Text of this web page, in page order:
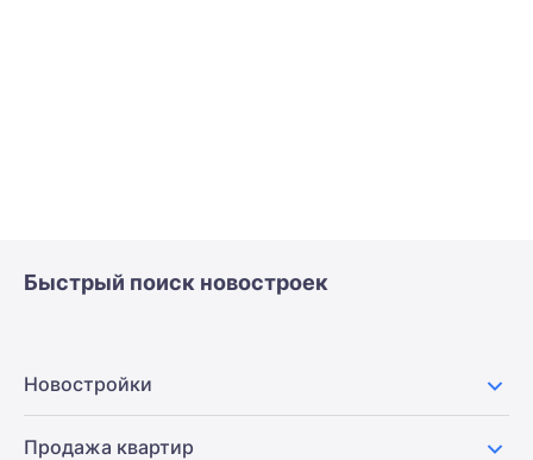
Быстрый поиск новостроек
Новостройки
Продажа квартир